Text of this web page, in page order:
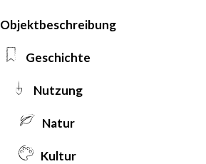
Objekt­beschreibung
Geschichte
Nutzung
Natur
Kultur